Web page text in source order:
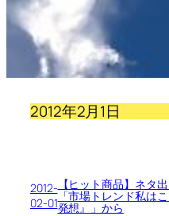
2012年2月1日
2012-
02-01
【ヒット商品】ネタ
「市場トレンド私は
発想』」から